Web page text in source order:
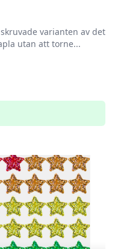
varianten av det
utan att torne...